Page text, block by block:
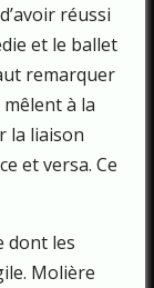
réussi
et le ballet
remarquer
à la
la liaison
et versa. Ce
dont les
Molière